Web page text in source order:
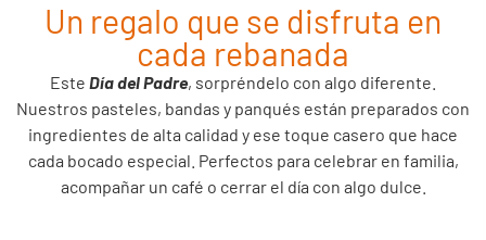
Un regalo que se disfruta en
cada rebanada
Este Día del Padre, sorpréndelo con algo diferente.
Nuestros pasteles, bandas y panqués están preparados con
ingredientes de alta calidad y ese toque casero que hace
cada bocado especial. Perfectos para celebrar en familia,
acompañar un café o cerrar el día con algo dulce.